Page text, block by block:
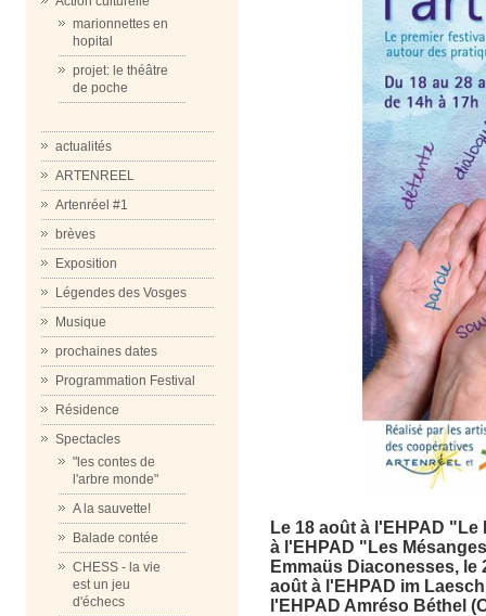
marionnettes en
hopital
projet: le théâtre
de poche
actualités
ARTENREEL
Artenréel #1
brèves
Exposition
Légendes des Vosges
Musique
prochaines dates
Programmation Festival
Résidence
Spectacles
"les contes de
l'arbre monde"
A la sauvette!
Balade contée
CHESS - la vie
est un jeu
d'échecs
Le 18 août à l'EHPAD
à l'EHPAD "Les
Emmaüs Diaconesses, le
août à l'EHPAD im
l'EHPAD Amréso Béthel